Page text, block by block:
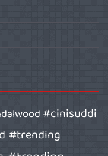
#cinisuddi
#trending